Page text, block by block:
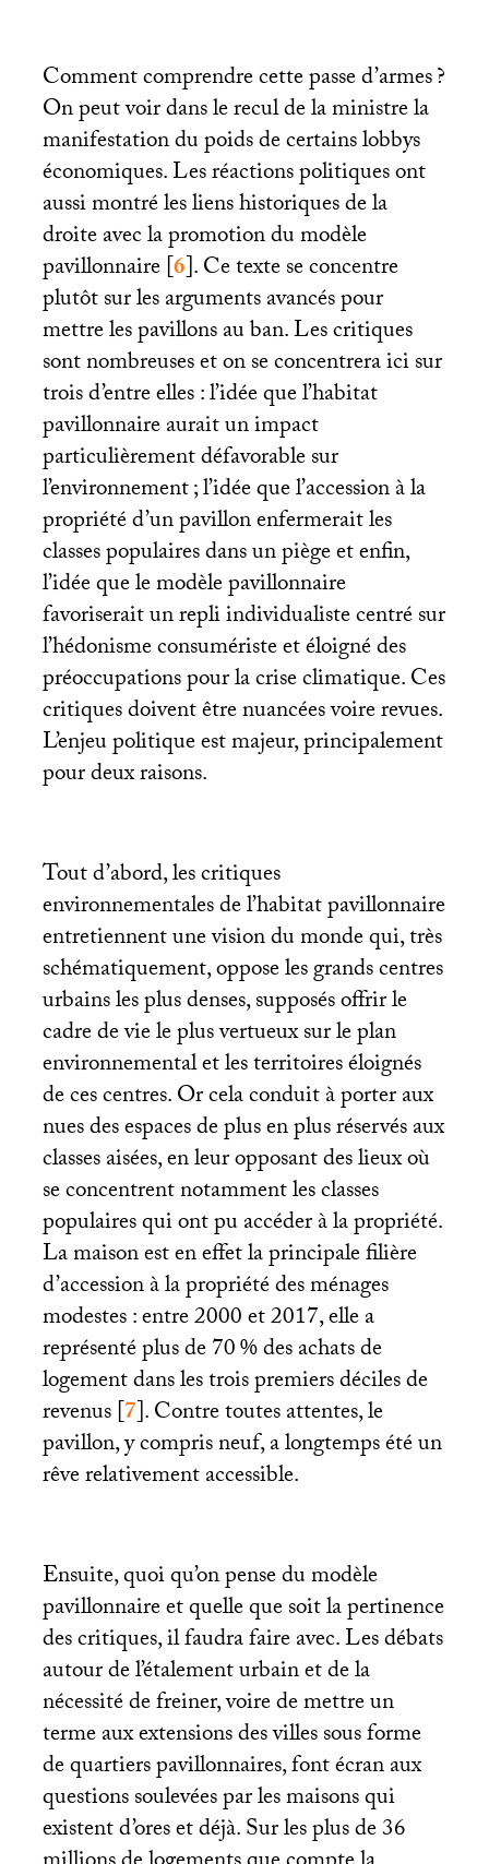
Comment comprendre cette passe d’armes?
On peut voir dans le recul de la ministre la
manifestation du poids de certains lobbys
économiques. Les réactions politiques ont
aussi montré les liens historiques de la
droite avec la promotion du modèle
pavillonnaire[6]. Ce texte se concentre
plutôt sur les arguments avancés pour
mettre les pavillons au ban. Les critiques
sont nombreuses et on se concentrera ici sur
trois d’entre elles : l’idée que l’habitat
pavillonnaire aurait un impact
particulièrement défavorable sur
l’environnement; l’idée que l’accession à la
propriété d’un pavillon enfermerait les
classes populaires dans un piège et enfin,
l’idée que le modèle pavillonnaire
favoriserait un repli individualiste centré sur
l’hédonisme consumériste et éloigné des
préoccupations pour la crise climatique. Ces
critiques doivent être nuancées voire revues.
L’enjeu politique est majeur, principalement
pour deux raisons.
Tout d’abord, les critiques
environnementales de l’habitat pavillonnaire
entretiennent une vision du monde qui, très
schématiquement, oppose les grands centres
urbains les plus denses, supposés offrir le
cadre de vie le plus vertueux sur le plan
environnemental et les territoires éloignés
de ces centres. Or cela conduit à porter aux
nues des espaces de plus en plus réservés aux
classes aisées, en leur opposant des lieux où
se concentrent notamment les classes
populaires qui ont pu accéder à la propriété.
La maison est en effet la principale filière
d’accession à la propriété des ménages
modestes : entre 2000 et 2017, elle a
représenté plus de 70% des achats de
logement dans les trois premiers déciles de
revenus[7]. Contre toutes attentes, le
pavillon, y compris neuf, a longtemps été un
rêve relativement accessible.
Ensuite, quoi qu’on pense du modèle
pavillonnaire et quelle que soit la pertinence
des critiques, il faudra faire avec. Les débats
autour de l’étalement urbain et de la
nécessité de freiner, voire de mettre un
terme aux extensions des villes sous forme
de quartiers pavillonnaires, font écran aux
questions soulevées par les maisons qui
existent d’ores et déjà. Sur les plus de 36